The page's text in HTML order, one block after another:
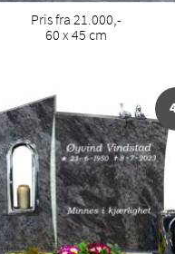
Pris fra 21.000,-
60 x 45 cm